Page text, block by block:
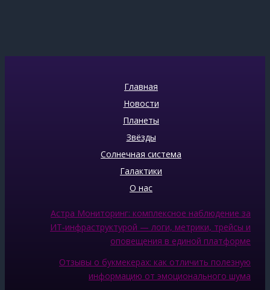
Главная
Новости
Планеты
Звёзды
Солнечная система
Галактики
О нас
Астра Мониторинг: комплексное наблюдение за
ИТ‑инфраструктурой — логи, метрики, трейсы и
оповещения в единой платформе
Отзывы о букмекерах: как отличить полезную
информацию от эмоционального шума